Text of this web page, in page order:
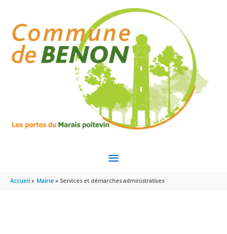
MENU
PRINCIPAL
Accueil Mairie Services et démarches administratives